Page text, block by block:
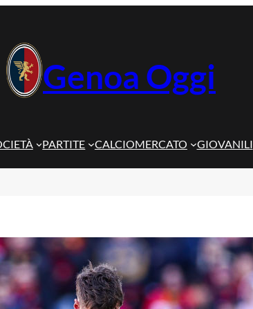
Genoa Oggi
PARTITE CALCIOMERCATO GIOVANILI